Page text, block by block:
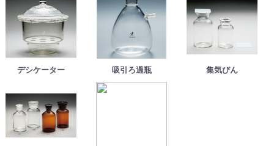
デシケーター 吸引ろ過瓶 集気びん